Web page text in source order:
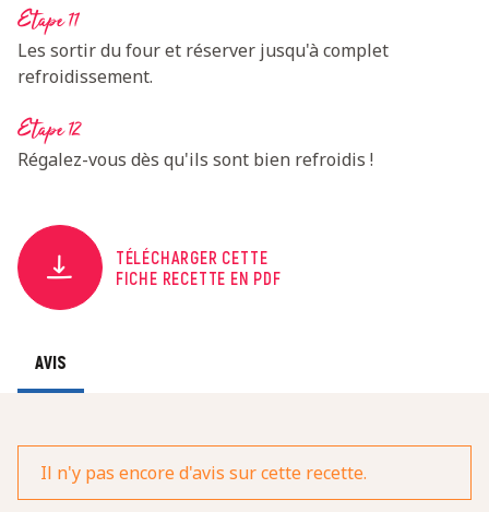
Etape 11
Les sortir du four et réserver jusqu'à complet
refroidissement.
Etape 12
Régalez-vous dès qu'ils sont bien refroidis !
TÉLÉCHARGER CETTE
FICHE RECETTE EN PDF
AVIS
Il n'y pas encore d'avis sur cette recette.